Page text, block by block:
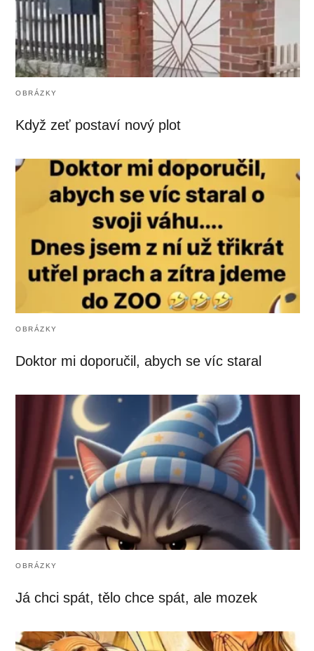
OBRÁZKY
Když zeť postaví nový plot
OBRÁZKY
Doktor mi doporučil, abych se víc staral
OBRÁZKY
Já chci spát, tělo chce spát, ale mozek